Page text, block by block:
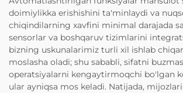
doimiylikka erishishini ta'minlaydi va
chiqindilarning xavfini minimal darajada
sensorlar va boshqaruv tizimlarini
bizning uskunalarimiz turli xil ishlab
moslasha oladi; shu sababli, sifatni
operatsiyalarni kengaytirmoqchi bo'lgan
ular ayniqsa mos keladi. Natijada,